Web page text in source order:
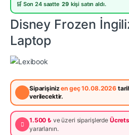
🛒 Son 24 saatte 29 kişi satın aldı.
Disney Frozen
Laptop
Siparişinizen geç 10.08.2026
verilecektir.
1.500 ₺ ve üzeri siparişlerde
yararlanın.